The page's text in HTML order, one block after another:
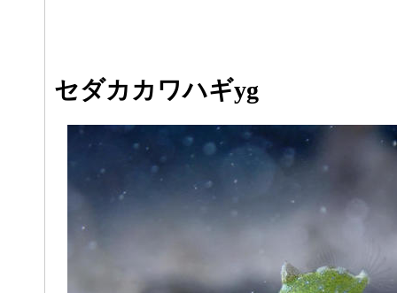
セダカカワハギyg